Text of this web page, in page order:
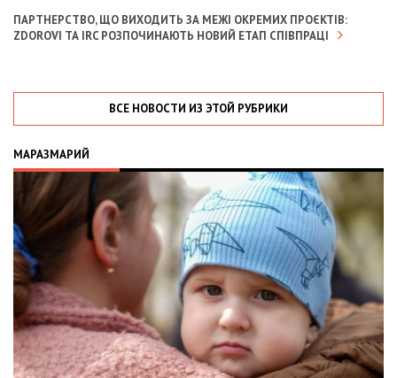
ПАРТНЕРСТВО, ЩО ВИХОДИТЬ ЗА МЕЖІ ОКРЕМИХ ПРОЄКТІВ:
ZDOROVI ТА IRC РОЗПОЧИНАЮТЬ НОВИЙ ЕТАП СПІВПРАЦІ
ВСЕ НОВОСТИ ИЗ ЭТОЙ РУБРИКИ
МАРАЗМАРИЙ